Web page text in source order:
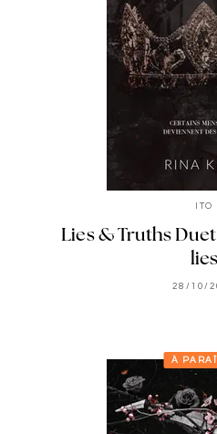
ITO
Lies & Truths Duet
lies
28/10/
À